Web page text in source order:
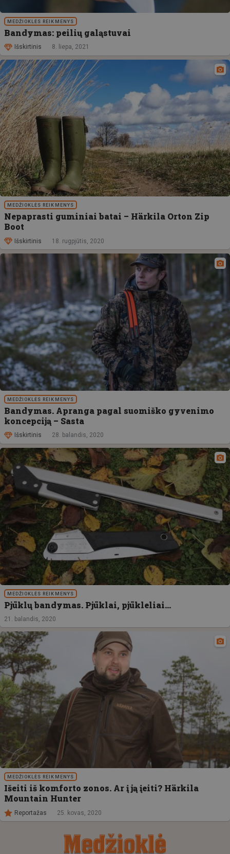
MEDŽIOKLĖS REIKMENYS
Bandymas: peilių galąstuvai
Išskirtinis 8. liepa, 2021
MEDŽIOKLĖS REIKMENYS
Nepaprasti guminiai batai – Härkila Orton Zip
Boot
Išskirtinis 18. rugpjūtis, 2020
MEDŽIOKLĖS REIKMENYS
Bandymas. Apranga pagal suomiško gyvenimo
koncepciją – Sasta
Išskirtinis 28. balandis, 2020
MEDŽIOKLĖS REIKMENYS
Pjūklų bandymas. Pjūklai, pjūkleliai…
21. balandis, 2020
MEDŽIOKLĖS REIKMENYS
Išeiti iš komforto zonos. Ar į ją įeiti? Härkila
Mountain Hunter
Reportažas 25. kovas, 2020